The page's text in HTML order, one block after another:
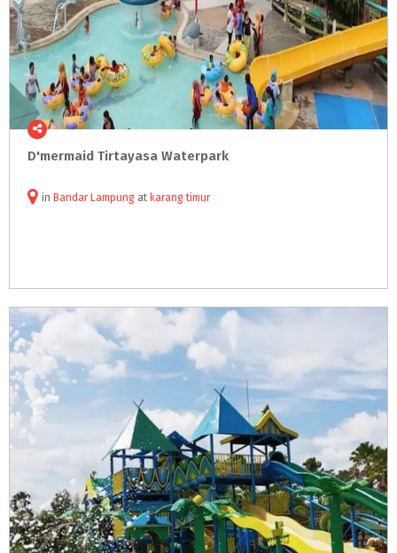
D'mermaid Tirtayasa Waterpark
in Bandar Lampung at karang timur